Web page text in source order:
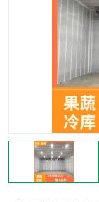
资阳冻库，资
乐山冻库,乐山
雅安冷库,雅安
烘干冷链
内江冷库，内